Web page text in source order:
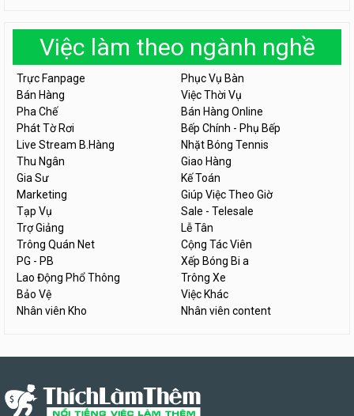
Việc làm theo ngành nghề
Trực Fanpage
Phục Vụ Bàn
Bán Hàng
Việc Thời Vụ
Pha Chế
Bán Hàng Online
Phát Tờ Rơi
Bếp Chính - Phụ Bếp
Live Stream B.Hàng
Nhặt Bóng Tennis
Thu Ngân
Giao Hàng
Gia Sư
Kế Toán
Marketing
Giúp Việc Theo Giờ
Tạp Vụ
Sale - Telesale
Trợ Giảng
Lễ Tân
Trông Quán Net
Cộng Tác Viên
PG - PB
Xếp Bóng Bi a
Lao Động Phổ Thông
Trông Xe
Bảo Vệ
Việc Khác
Nhân viên Kho
Nhân viên content